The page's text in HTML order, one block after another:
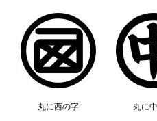
丸に西の字 丸に